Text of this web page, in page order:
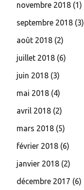
novembre 2018 (1)
septembre 2018 (3)
août 2018 (2)
juillet 2018 (6)
juin 2018 (3)
mai 2018 (4)
avril 2018 (2)
mars 2018 (5)
février 2018 (6)
janvier 2018 (2)
décembre 2017 (6)